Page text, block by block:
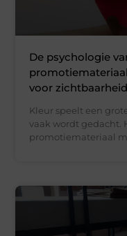
De psychologie
voor zichtbaarheid
Kleur speelt een
vaak wordt gedacht.
promotiemateriaal